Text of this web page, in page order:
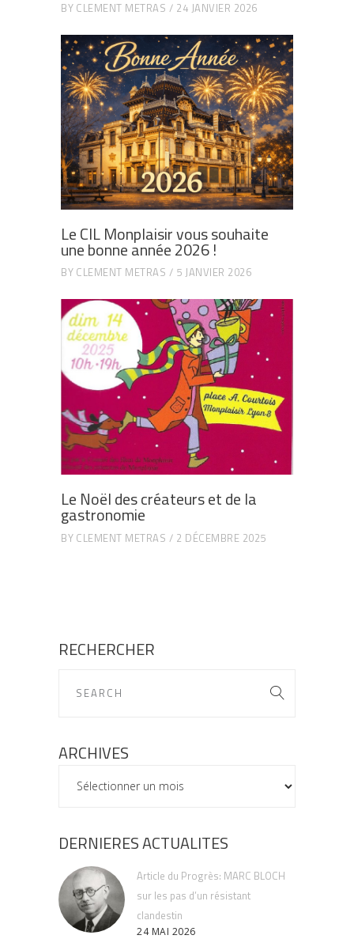
BY CLEMENT METRAS 24 JANVIER 2026
Le CIL Monplaisir vous souhaite
une bonne année 2026 !
BY CLEMENT METRAS 5 JANVIER 2026
Le Noël des créateurs et de la
gastronomie
BY CLEMENT METRAS 2 DÉCEMBRE 2025
RECHERCHER
ARCHIVES
ARCHIVES
DERNIERES ACTUALITES
Article du Progrès: MARC BLOCH
sur les pas d’un résistant
clandestin
24 MAI 2026